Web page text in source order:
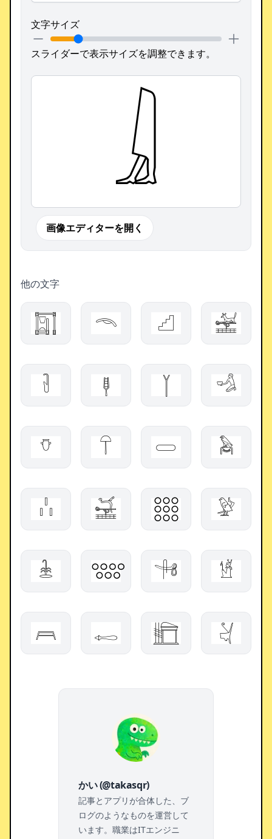
文字サイズ
スライダーで表示サイズを調整できます。
𓇍
画像エディターを開く
他の文字
𓉩 𓄭 𓊍 𓉁
𓍗 𓊢 𓉽 𓁉
𓄣 𓋼 𓋰 𓅉
𓏨 𓈿 𓃑 𓅶
𓇔 𓃏 𓌯 𓀶
𓊳 𓉻 𓉭 𓋔
かい (@takasqr)
記事とアプリが合体した、ブ
ログのようなものを運営して
います。職業はITエンジニ